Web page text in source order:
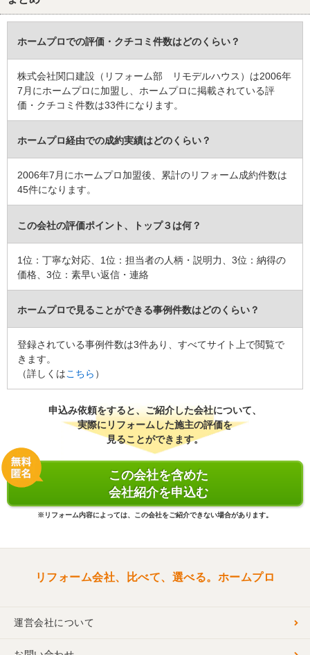
『素早い返信・連絡』が良かった
5
こちらの事情など、迅速なメールでのやり取りで把握してくださ
り、色々な要望にも的確に対応していただき、希望日よりかなり早
良く、また依頼させていただきたいと思える会社でした。ありがと
うございました。
この会社に決めた理由
結果的には9月いっぱいまでになったのですが、当初は、8月28日ま
でに、引越し先（今回のリフォームを頼んだ部屋）に荷物を運び入
れた御社に決めました。
お客様のお役に立てたみたいでこちらも大変嬉しく思います。
このご縁を大切にし、お客様と長いお付き合いをさせて頂きたいと
： マンション
、廊下、 収納
価格
施工地
：和歌山県 和歌山市
築年数
： 21〜25年
： 2016年8月23日
ホームプロでの評価・クチコミ件数はどのくらい？
株式会社関口建設（リフォーム部 リモデルハウス）は2006年
7月にホームプロに加盟し、ホームプロに掲載されている評
価・クチコミ件数は33件になります。
ホームプロ経由での成約実績はどのくらい？
2006年7月にホームプロ加盟後、累計のリフォーム成約件数は
45件になります。
この会社の評価ポイント、トップ３は何？
1位：丁寧な対応、1位：担当者の人柄・説明力、3位：納得の
価格、3位：素早い返信・連絡
ホームプロで見ることができる事例件数はどのくらい？
登録されている事例件数は3件あり、すべてサイト上で閲覧で
きます。
（詳しくはこちら ）
申込み依頼をすると、ご紹介した会社について、
実際にリフォームした施主の評価を
見ることができます。
この会社を含めた
会社紹介を申込む
※リフォーム内容によっては、この会社をご紹介できない場合があります。
リフォーム会社、比べて、選べる。ホームプロ
運営会社について